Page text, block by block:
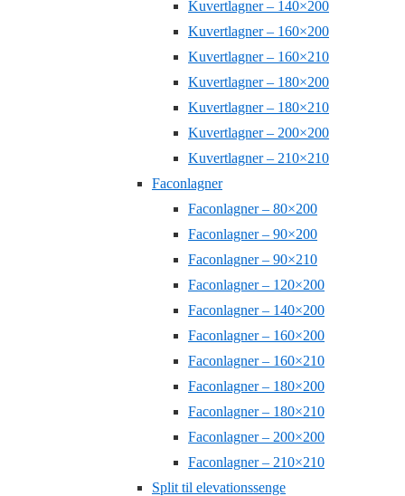
Kuvertlagner – 140×200
Kuvertlagner – 160×200
Kuvertlagner – 160×210
Kuvertlagner – 180×200
Kuvertlagner – 180×210
Kuvertlagner – 200×200
Kuvertlagner – 210×210
Faconlagner
Faconlagner – 80×200
Faconlagner – 90×200
Faconlagner – 90×210
Faconlagner – 120×200
Faconlagner – 140×200
Faconlagner – 160×200
Faconlagner – 160×210
Faconlagner – 180×200
Faconlagner – 180×210
Faconlagner – 200×200
Faconlagner – 210×210
Split til elevationssenge